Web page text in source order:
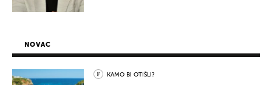
NOVAC
KAMO BI OTIŠLI?